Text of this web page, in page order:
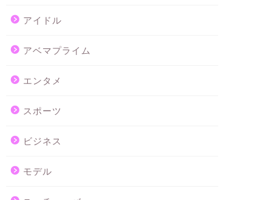
アイドル
アベマプライム
エンタメ
スポーツ
ビジネス
モデル